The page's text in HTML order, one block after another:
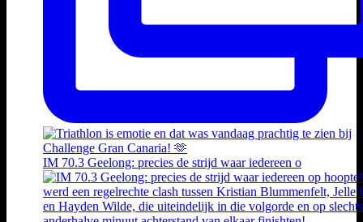
IM 70.3 Geelong: precies de strijd waar iedereen o